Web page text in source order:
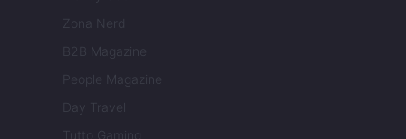
Zona Nerd
B2B Magazine
People Magazine
Day Travel
Tutto Gaming